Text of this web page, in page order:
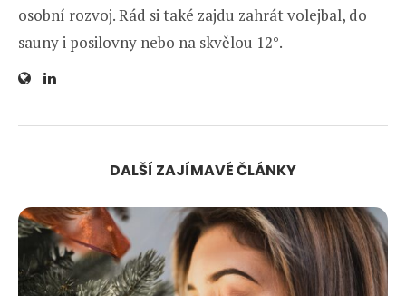
osobní rozvoj. Rád si také zajdu zahrát volejbal, do
sauny i posilovny nebo na skvělou 12°.
DALŠÍ ZAJÍMAVÉ ČLÁNKY